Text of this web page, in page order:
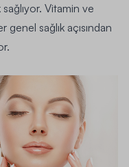
sağlıyor. Vitamin ve
sağlık açısından